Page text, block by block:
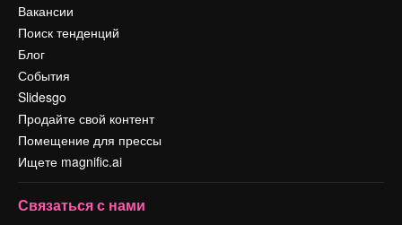
Вакансии
Поиск тенденций
Блог
События
Slidesgo
Продайте свой контент
Помещение для прессы
Ищете magnific.ai
Связаться с нами